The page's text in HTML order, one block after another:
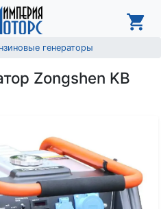
генераторы
Zongshen KB